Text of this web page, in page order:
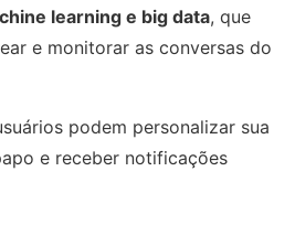
learning e big data, que
e monitorar as conversas do
podem personalizar sua
e receber notificações